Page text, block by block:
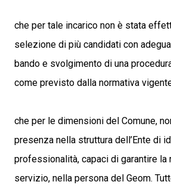
che per tale incarico non è stata
selezione di più candidati con
bando e svolgimento di una
come previsto dalla normativa
che per le dimensioni del Comune,
presenza nella struttura dell’Ente di
professionalità, capaci di garantire la
servizio, nella persona del Geom.